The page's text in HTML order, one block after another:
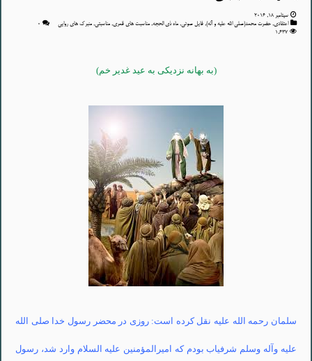
سپتامبر 18, 2016
اعتقادی,حضرت محمد(صلی الله علیه و آله),فایل صوتی,ماه ذی الحجه,مناسبت های قمری,مناسبتی,منبرک های روایی
۰
1,637
(به بهانه نزدیکی به عید غدیر خم)
سلمان رحمه الله علیه نقل کرده است: روزی در محضر رسول خدا صلی الله
علیه وآله وسلم شرفیاب بودم که امیرالمؤمنین علیه السلام وارد شد، رسول